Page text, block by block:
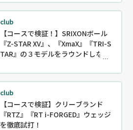
club
【コースで検証！】SRIXONボール
『Z-STAR XV』、『XmaX』『TRI-S
TAR』の３モデルをラウンドしなが
club
【コースで検証】クリーブランド
『RTZ』『RT i-FORGED』ウェッジ
を徹底試打！